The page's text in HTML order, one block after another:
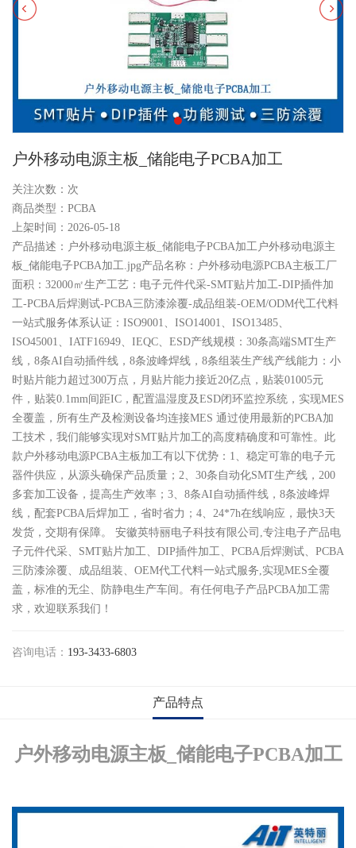
户外移动电源主板_储能电子PCBA加工
关注次数： 次
商品类型：PCBA
上架时间：2026-05-18
产品描述：户外移动电源主板_储能电子PCBA加工户外移动电源主
板_储能电子PCBA加工.jpg产品名称：户外移动电源PCBA主板工厂
面积：32000㎡生产工艺：电子元件代采-SMT贴片加工-DIP插件加
工-PCBA后焊测试-PCBA三防漆涂覆-成品组装-OEM/ODM代工代料
一站式服务体系认证：ISO9001、ISO14001、ISO13485、
ISO45001、IATF16949、IEQC、ESD产线规模：30条高端SMT生产
线，8条AI自动插件线，8条波峰焊线，8条组装生产线产线能力：小
时贴片能力超过300万点，月贴片能力接近20亿点，贴装01005元
件，贴装0.1mm间距IC，配置温湿度及ESD闭环监控系统，实现MES
全覆盖，所有生产及检测设备均连接MES 通过使用最新的PCBA加
工技术，我们能够实现对SMT贴片加工的高度精确度和可靠性。此
款户外移动电源PCBA主板​加工有以下优势：1、稳定可靠的电子元
器件供应，从源头确保产品质量；2、30条自动化SMT生产线，200
多套加工设备，提高生产效率；3、8条AI自动插件线，8条波峰焊
线，配套PCBA后焊加工，省时省力；4、24*7h在线响应，最快3天
发货，交期有保障。 安徽英特丽电子科技有限公司,专注电子产品电
子元件代采、SMT贴片加工、DIP插件加工、PCBA后焊测试、PCBA
三防漆涂覆、成品组装、OEM代工代料一站式服务,实现MES全覆
盖，标准的无尘、防静电生产车间。有任何电子产品PCBA加工需
求，欢迎联系我们！
咨询电话： 193-3433-6803
产品特点
户外移动电源主板_储能电子PCBA加工